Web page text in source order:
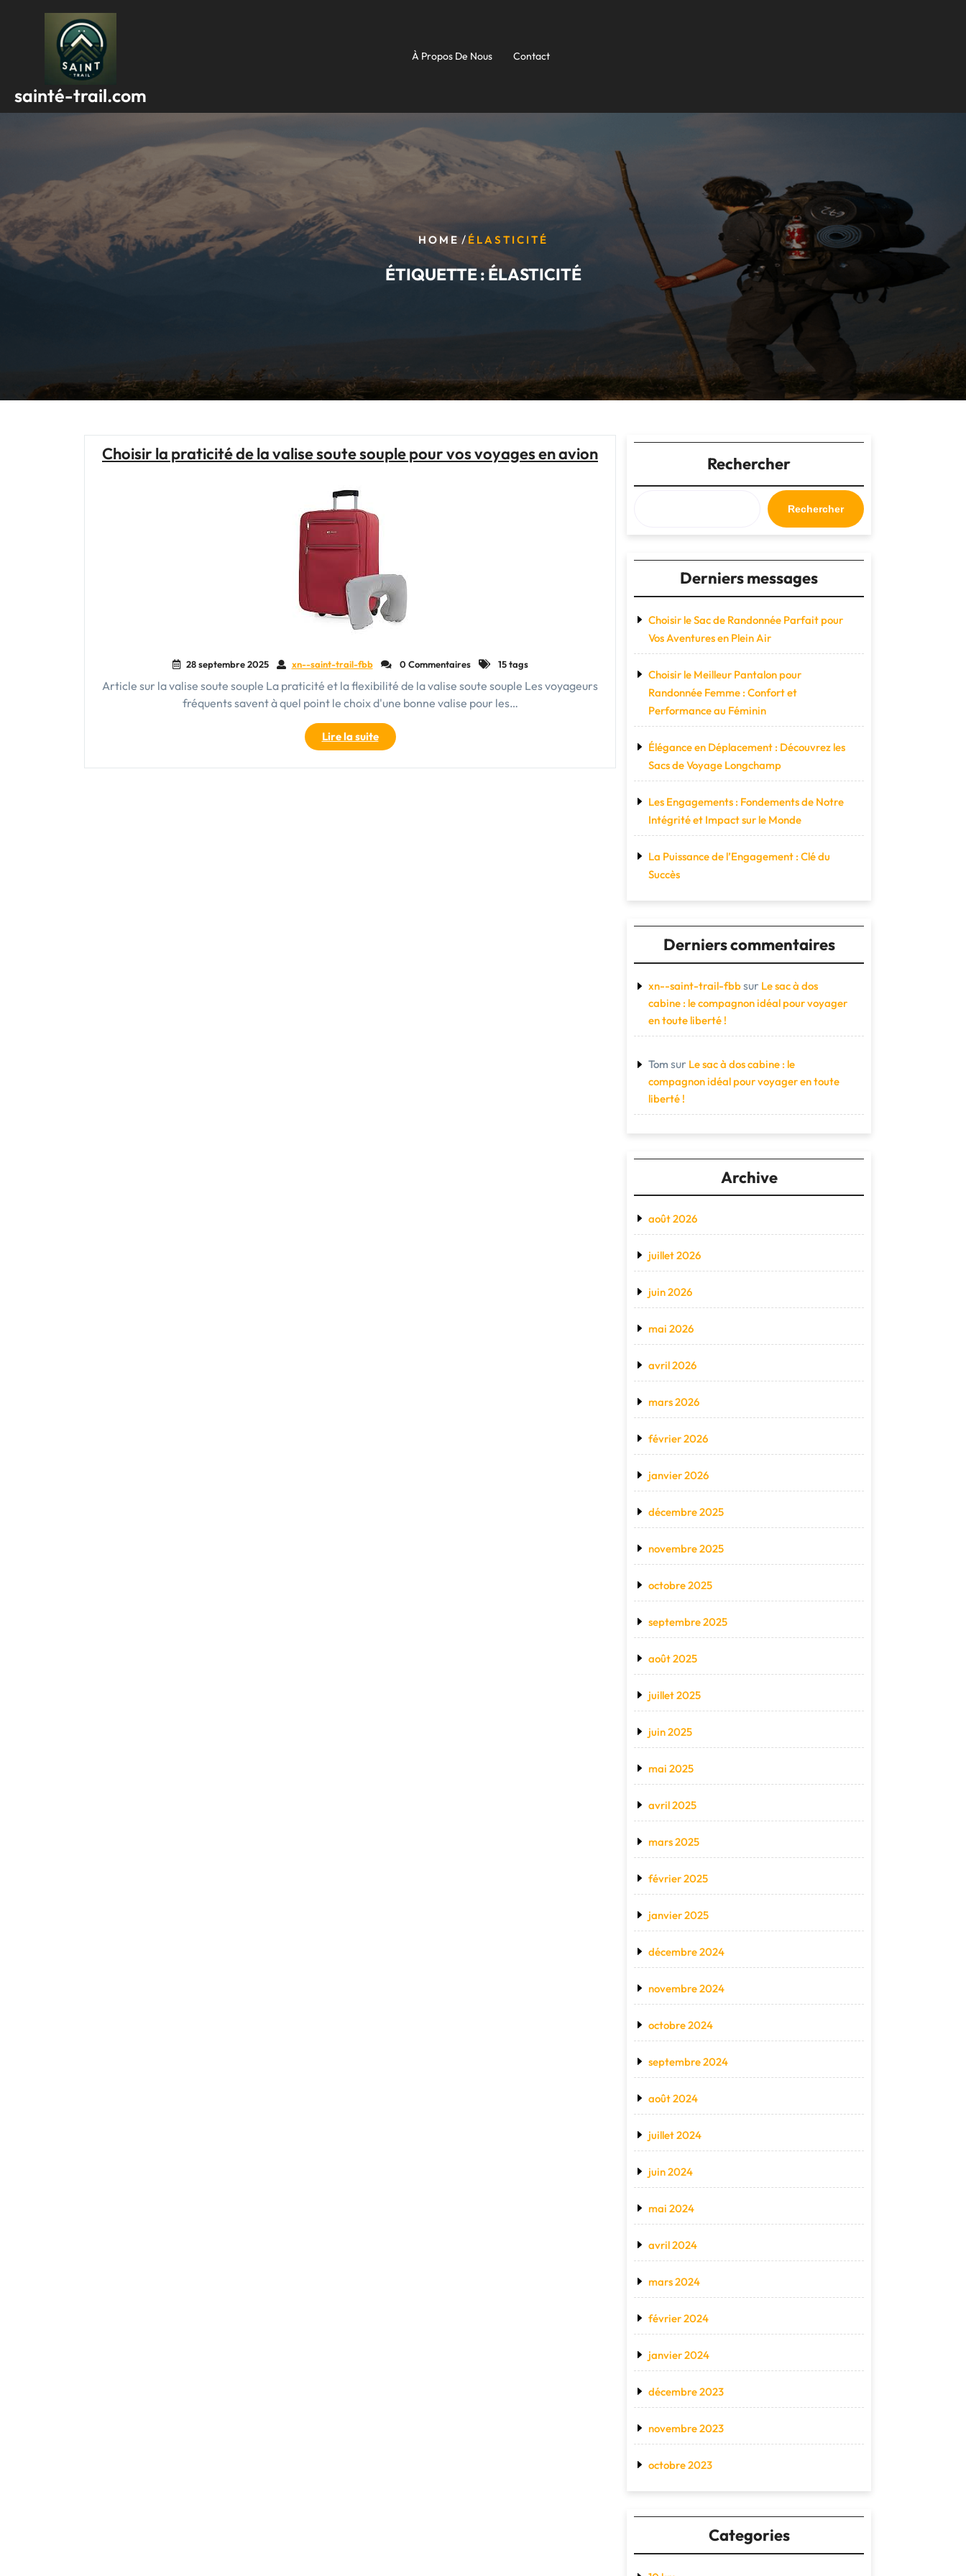
sainté-trail.com
À Propos De Nous Contact
HOME/ÉLASTICITÉ
ÉTIQUETTE :ÉLASTICITÉ
Choisir la praticité de la valise soute souple pour vos voyages en avion
28 septembre 2025 xn--saint-trail-fbb 0 Commentaires 15 tags
Article sur la valise soute souple La praticité et la flexibilité de la valise soute souple Les voyageurs
fréquents savent à quel point le choix d'une bonne valise pour les…
Lire la suite"Choisir
la
praticité
Rechercher
Rechercher
Derniers messages
Choisir le Sac de Randonnée Parfait pour
Vos Aventures en Plein Air
Choisir le Meilleur Pantalon pour
Randonnée Femme : Confort et
Performance au Féminin
Élégance en Déplacement : Découvrez les
Sacs de Voyage Longchamp
Les Engagements : Fondements de Notre
Intégrité et Impact sur le Monde
La Puissance de l’Engagement : Clé du
Succès
Derniers commentaires
xn--saint-trail-fbbsur Le sac à dos
cabine : le compagnon idéal pour voyager
en toute liberté !
Tom sur Le sac à dos cabine : le
compagnon idéal pour voyager en toute
liberté !
Archive
août 2026
juillet 2026
juin 2026
mai 2026
avril 2026
mars 2026
février 2026
janvier 2026
décembre 2025
novembre 2025
octobre 2025
septembre 2025
août 2025
juillet 2025
juin 2025
mai 2025
avril 2025
mars 2025
février 2025
janvier 2025
décembre 2024
novembre 2024
octobre 2024
septembre 2024
août 2024
juillet 2024
juin 2024
mai 2024
avril 2024
mars 2024
février 2024
janvier 2024
décembre 2023
novembre 2023
octobre 2023
Categories